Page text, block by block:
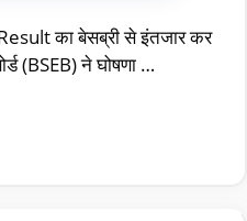
का बेसब्री से इंतजार कर
(BSEB) ने घोषणा …